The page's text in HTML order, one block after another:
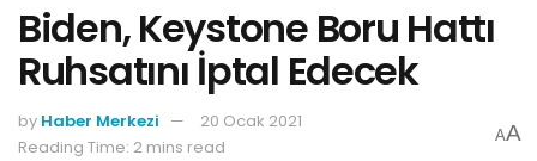
Biden, Keystone Boru Hattı
Ruhsatını İptal Edecek
by Haber Merkezi
20 Ocak 2021
Reading Time: 2 mins read
AA